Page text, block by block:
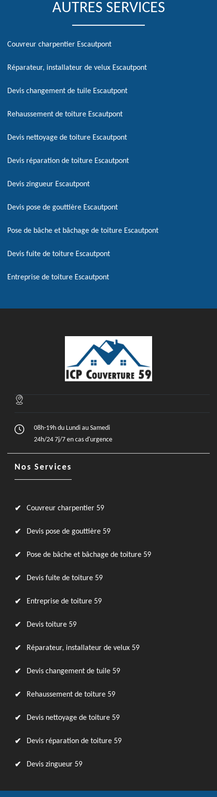
AUTRES SERVICES
Couvreur charpentier Escautpont
Réparateur, installateur de velux Escautpont
Devis changement de tuile Escautpont
Rehaussement de toiture Escautpont
Devis nettoyage de toiture Escautpont
Devis réparation de toiture Escautpont
Devis zingueur Escautpont
Devis pose de gouttière Escautpont
Pose de bâche et bâchage de toiture Escautpont
Devis fuite de toiture Escautpont
Entreprise de toiture Escautpont
08h-19h du Lundi au Samedi
24h/24 7j/7 en cas d'urgence
Nos Services
Couvreur charpentier 59
Devis pose de gouttière 59
Pose de bâche et bâchage de toiture 59
Devis fuite de toiture 59
Entreprise de toiture 59
Devis toiture 59
Réparateur, installateur de velux 59
Devis changement de tuile 59
Rehaussement de toiture 59
Devis nettoyage de toiture 59
Devis réparation de toiture 59
Devis zingueur 59